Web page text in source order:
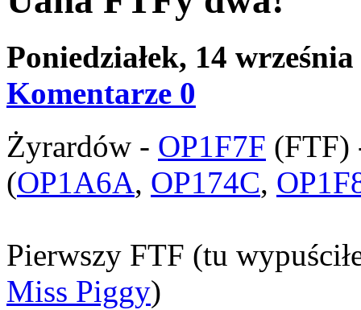
Poniedziałek, 14
Komentarze 0
Żyrardów - OP1F7F
(OP1A6A, OP174C,
Pierwszy FTF (tu
Miss Piggy)